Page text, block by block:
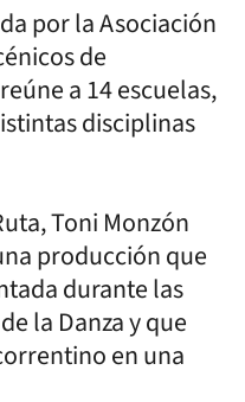
por la Asociación
de
a 14 escuelas,
disciplinas
Toni Monzón
producción que
durante las
la Danza y que
en una